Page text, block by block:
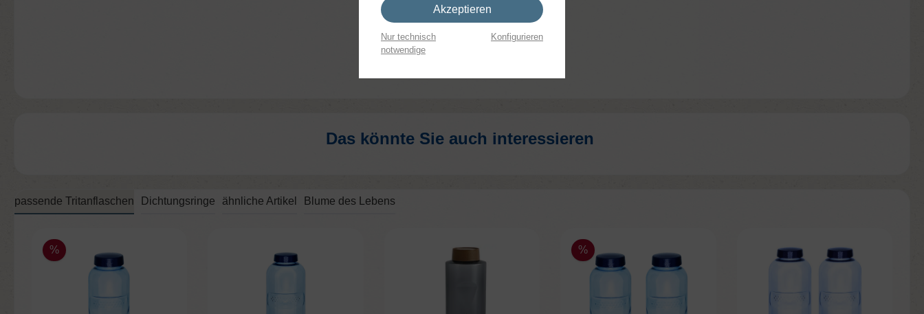
Das könnte Sie auch interessieren
passende Tritanflaschen Dichtungsringe ähnliche Artikel Blume des Lebens
%
%
Akzeptieren
Nur technisch
notwendige
Konfigurieren